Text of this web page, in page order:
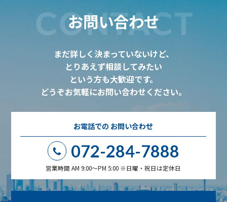
お問い合わせ
CONTACT
まだ詳しく決まっていないけど、
とりあえず相談してみたい
という方も大歓迎です。
どうぞお気軽にお問い合わせください。
お電話での お問い合わせ
072-284-7888
営業時間 AM 9:00～PM 5:00 ※日曜・祝日は定休日